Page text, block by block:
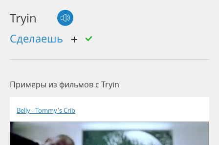
Tryin
сделаешь
Примеры из фильмов c Tryin
Belly - Tommy's Crib